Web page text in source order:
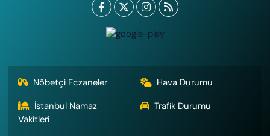
Nöbetçi Eczaneler
Hava Durumu
İstanbul Namaz
Vakitleri
Trafik Durumu